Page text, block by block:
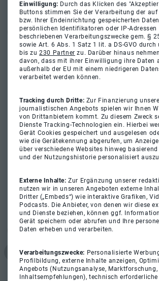
Einwilligung: Durch das Klicken des
Buttons stimmen Sie der Verarbeitung der auf
bzw. Ihrer Endeinrichtung gespeicherten
persönlichen Identifikatoren oder IP-Adressen
beschriebenen Verarbeitungszwecke gem. §
sowie Art. 6 Abs. 1 Satz 1 lit. a DS-GVO durch
bis zu230 Partner zu. Darüber hinaus
davon, dass mit ihrer Einwilligung ihre Daten
außerhalb der EU mit einem niedrigeren
verarbeitet werden können.
Tracking durch Dritte: Zur Finanzierung
journalistischen Angebots spielen wir Ihnen
von Drittanbietern kommt. Zu diesem Zweck
Dienste Tracking-Technologien ein. Hierbei
Gerät Cookies gespeichert und ausgelesen
wie die Gerätekennung abgerufen, um
über verschiedene Websites hinweg
und der Nutzungshistorie personalisiert
Externe Inhalte:Zur Ergänzung unserer
nutzen wir in unseren Angeboten externe
Dritter („Embeds“) wie interaktive Grafiken,
Podcasts. Die Anbieter, von denen wir diese
und Dienste beziehen, können ggf.
Gerät speichern oder abrufen und Ihre
Daten erheben und verarbeiten.
Verarbeitungszwecke: Personalisierte
Profilbildung, externe Inhalte anzeigen,
Angebots (Nutzungsanalyse, Marktforschung,
Inhaltsempfehlungen), technisch